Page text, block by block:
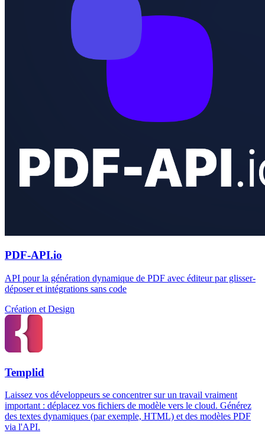
PDF-API.io
API pour la génération dynamique de PDF avec éditeur par glisser-
déposer et intégrations sans code
Création et Design
Templid
Laissez vos développeurs se concentrer sur un travail vraiment
important : déplacez vos fichiers de modèle vers le cloud. Générez
des textes dynamiques (par exemple, HTML) et des modèles PDF
via l'API.